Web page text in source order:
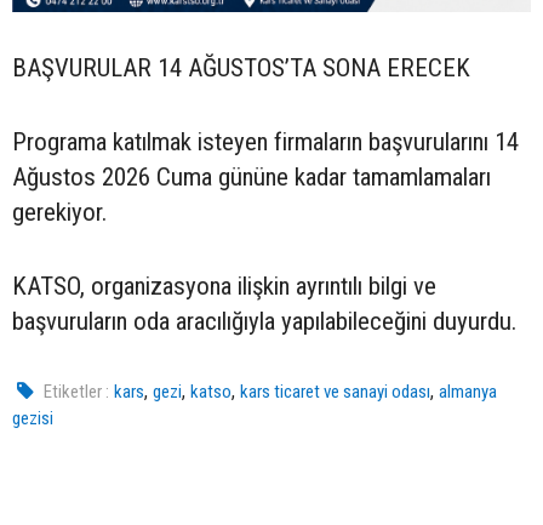
BAŞVURULAR 14 AĞUSTOS’TA SONA ERECEK
Programa katılmak isteyen firmaların başvurularını 14
Ağustos 2026 Cuma gününe kadar tamamlamaları
gerekiyor.
KATSO, organizasyona ilişkin ayrıntılı bilgi ve
başvuruların oda aracılığıyla yapılabileceğini duyurdu.
Etiketler : kars,gezi,katso,kars ticaret ve sanayi odası,almanya
gezisi